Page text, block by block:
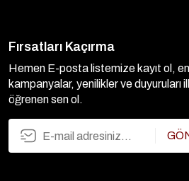
Fırsatları Kaçırma
Hemen E-posta listemize kayıt ol,
kampanyalar, yenilikler ve duyuruları
öğrenen sen ol.